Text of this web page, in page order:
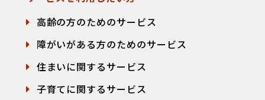
高齢の方のためのサービス
障がいがある方のためのサービス
住まいに関するサービス
子育てに関するサービス